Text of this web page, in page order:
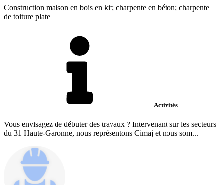
Construction maison en bois en kit; charpente en béton; charpente
de toiture plate
Activités
Vous envisagez de débuter des travaux ? Intervenant sur les secteurs
du 31 Haute-Garonne, nous représentons Cimaj et nous som...